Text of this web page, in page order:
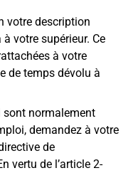
votre description
votre supérieur. Ce
à votre
de temps dévolu à
sont normalement
demandez à votre
de
vertu de l’article 2-